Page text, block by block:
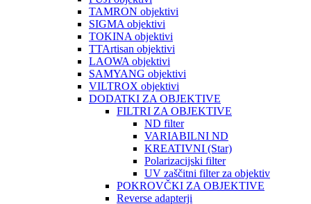
TAMRON objektivi
SIGMA objektivi
TOKINA objektivi
TTArtisan objektivi
LAOWA objektivi
SAMYANG objektivi
VILTROX objektivi
DODATKI ZA OBJEKTIVE
FILTRI ZA OBJEKTIVE
ND filter
VARIABILNI ND
KREATIVNI (Star)
Polarizacijski filter
UV zaščitni filter za objektiv
POKROVČKI ZA OBJEKTIVE
Reverse adapterji